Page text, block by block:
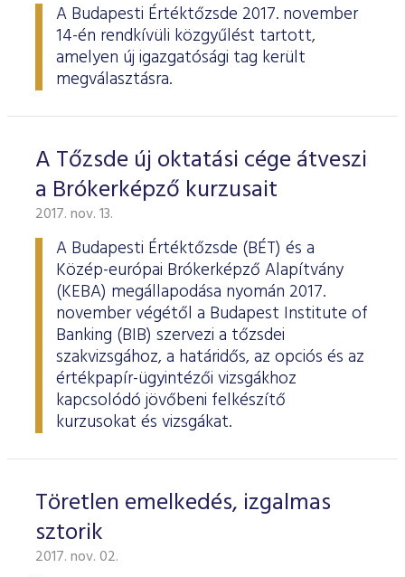
A Budapesti Értéktőzsde 2017. november
14-én rendkívüli közgyűlést tartott,
amelyen új igazgatósági tag került
megválasztásra.
A Tőzsde új oktatási cége átveszi
a Brókerképző kurzusait
2017. nov. 13.
A Budapesti Értéktőzsde (BÉT) és a
Közép-európai Brókerképző Alapítvány
(KEBA) megállapodása nyomán 2017.
november végétől a Budapest Institute of
Banking (BIB) szervezi a tőzsdei
szakvizsgához, a határidős, az opciós és az
értékpapír-ügyintézői vizsgákhoz
kapcsolódó jövőbeni felkészítő
kurzusokat és vizsgákat.
Töretlen emelkedés, izgalmas
sztorik
2017. nov. 02.